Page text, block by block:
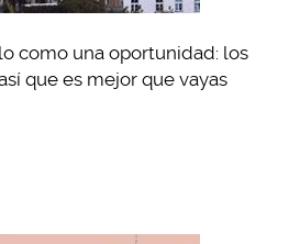
como una oportunidad: los
que es mejor que vayas